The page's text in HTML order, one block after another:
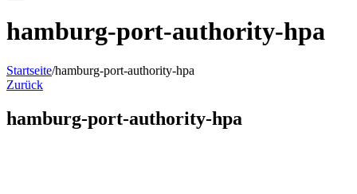
hamburg-port-authority-hpa
Startseite/hamburg-port-authority-hpa
Zurück
hamburg-port-authority-hpa